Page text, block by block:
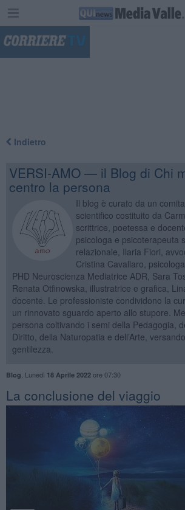
Indietro
VERSI-AMO — il Blog di Chi
centro la persona
Il blog è curato da un
scientifico costituito da
scrittrice, poetessa e
psicologa e psicoterapeuta
relazionale, Ilaria Fiori,
Cristina Cavallaro,
PHD Neuroscienza Mediatrice ADR, Sara
Renata Otfinowska, illustratrice e grafica,
docente. Le professioniste condividono la
un rinnovato sguardo aperto allo stupore.
persona coltivando i semi della Pedagogia,
Diritto, della Naturopatia e dell’Arte,
gentilezza.
Blog Lunedì 18 Aprile 2022ore 07:30
La conclusione del viaggio